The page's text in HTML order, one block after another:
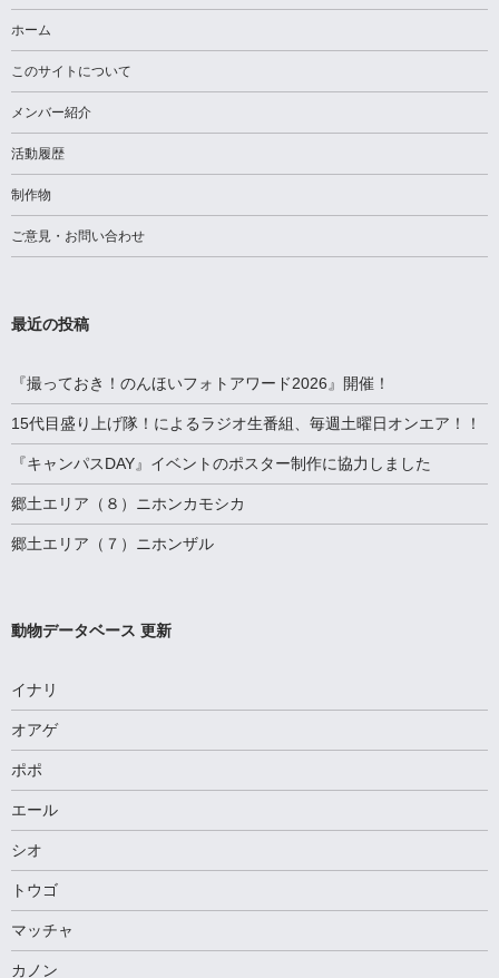
ョ
ン
ホーム
このサイトについて
メンバー紹介
活動履歴
制作物
ご意見・お問い合わせ
最近の投稿
『撮っておき！のんほいフォトアワード2026』開催！
15代目盛り上げ隊！によるラジオ生番組、毎週土曜日オンエア！！
『キャンパスDAY』イベントのポスター制作に協力しました
郷土エリア（８）ニホンカモシカ
郷土エリア（７）ニホンザル
動物データベース 更新
イナリ
オアゲ
ポポ
エール
シオ
トウゴ
マッチャ
カノン